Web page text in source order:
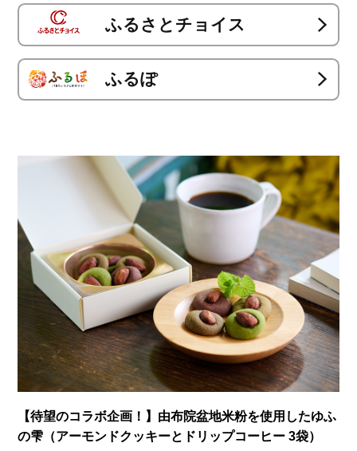
ふるさとチョイス
ふるぽ
【待望のコラボ企画！】由布院盆地米粉を使用したゆふ
の雫（アーモンドクッキーとドリップコーヒー 3袋）